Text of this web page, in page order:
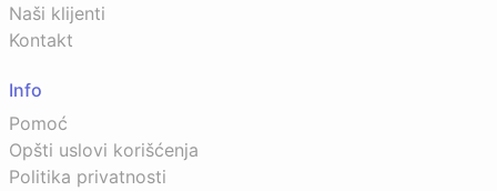
Naši klijenti
Kontakt
Info
Pomoć
Opšti uslovi korišćenja
Politika privatnosti